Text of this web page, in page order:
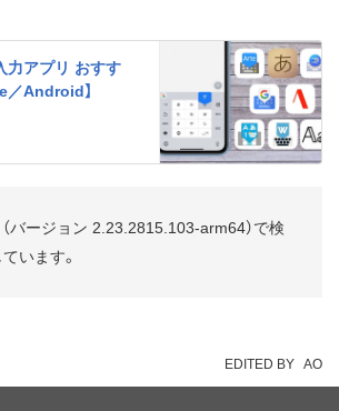
力アプリ おすす
／Android】
バージョン 2.23.2815.103-arm64）で検
います。
EDITED BY AO